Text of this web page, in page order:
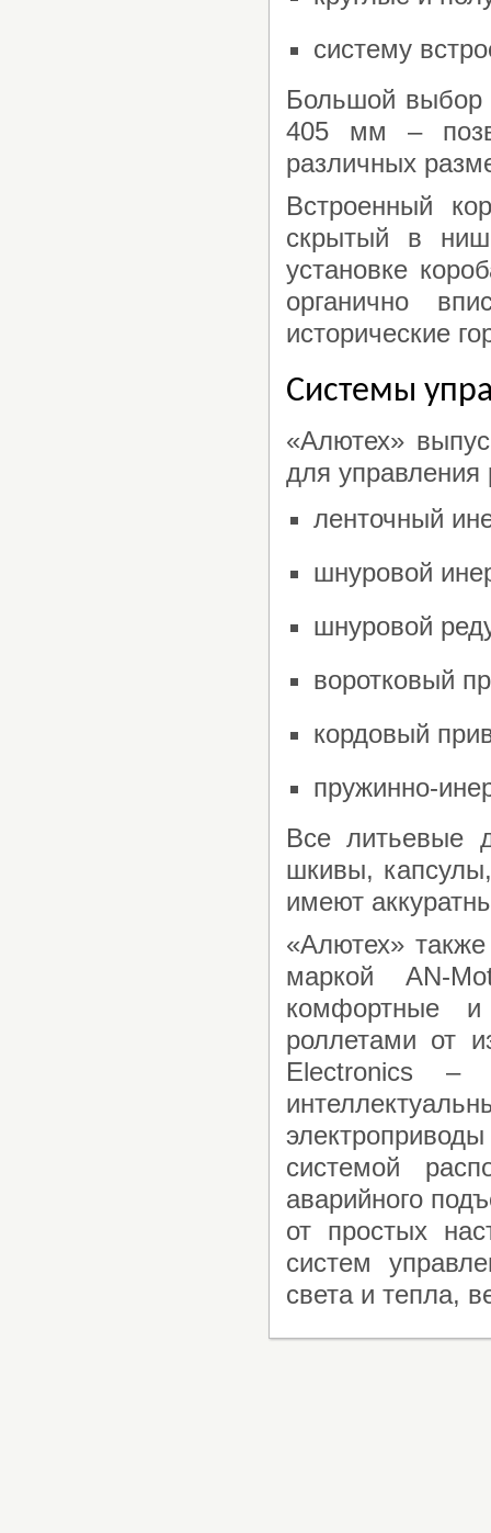
систему
Большой выбор
405 мм –
различных
Встроенный
скрытый в
установке
органично
исторические
Системы
«Алютех»
для управления
ленточный
шнуровой
шнуровой
воротковый
кордовый
пружинно-
Все литьевые
шкивы,
имеют
«Алютех»
маркой AN-
комфортные
роллетами от
Electronics –
системой
аварийного
от простых
систем
света и тепла,